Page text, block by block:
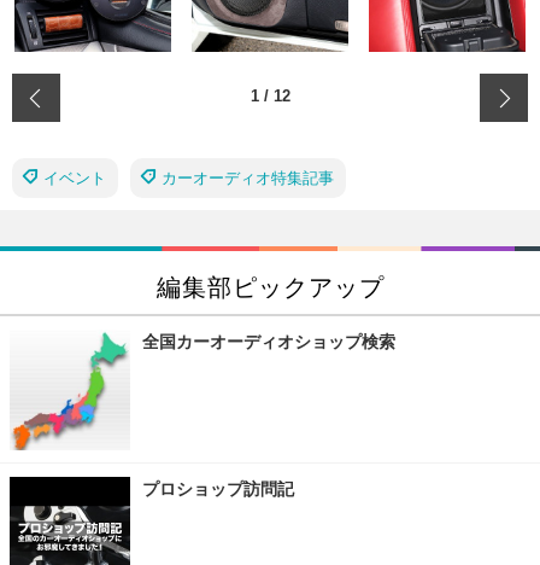
1/ 12
イベント カーオーディオ特集記事
編集部ピックアップ
全国カーオーディオショップ検索
プロショップ訪問記